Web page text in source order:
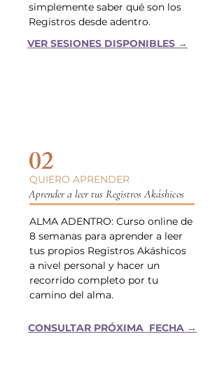
simplemente saber qué son los
Registros desde adentro.
VER SESIONES DISPONIBLES →
02
QUIERO APRENDER
Aprender a leer tus Registros Akáshicos
ALMA ADENTRO: Curso online de
8 semanas para aprender a leer
tus propios Registros Akáshicos
a nivel personal y hacer un
recorrido completo por tu
camino del alma.
CONSULTAR PRÓXIMA FECHA →